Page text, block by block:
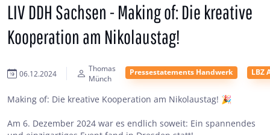
LIV DDH Sachsen - Making of: Die kreative
Kooperation am Nikolaustag!
06.12.2024
Thomas
Münch
Pressestatements Handwerk LBZ
Making of: Die kreative Kooperation am Nikolaustag! 🎉
Am 6. Dezember 2024 war es endlich soweit: Ein spannendes